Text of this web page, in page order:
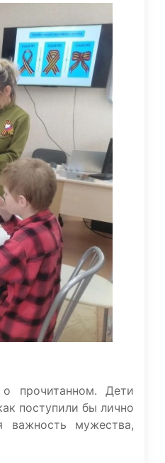
прочитанном. Дети
поступили бы лично
важность мужества,